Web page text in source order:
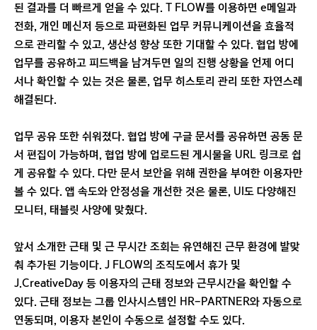
된 결과를 더 빠르게 얻을 수 있다. T FLOW를 이용하면 e메일과
전화, 개인 메신저 등으로 파편화된 업무 커뮤니케이션을 효율적
으로 관리할 수 있고, 생산성 향상 또한 기대할 수 있다. 협업 방에
업무를 공유하고 피드백을 남겨두면 일의 진행 상황을 언제 어디
서나 확인할 수 있는 것은 물론, 업무 히스토리 관리 또한 자연스레
해결된다.
업무 공유 또한 쉬워졌다. 협업 방에 구글 문서를 공유하면 공동 문
서 편집이 가능하며, 협업 방에 업로드된 게시물을 URL 링크로 쉽
게 공유할 수 있다. 다만 문서 보안을 위해 권한을 부여한 이용자만
볼 수 있다. 앱 속도와 안정성을 개선한 것은 물론, UI도 다양해진
모니터, 태블릿 사양에 맞췄다.
앞서 소개한 근태 및 근 무시간 조회는 유연해진 근무 환경에 발맞
춰 추가된 기능이다. J FLOW의 조직도에서 휴가 및
J.CreativeDay 등 이용자의 근태 정보와 근무시간을 확인할 수
있다. 근태 정보는 그룹 인사시스템인 HR-PARTNER와 자동으로
연동되며, 이용자 본인이 수동으로 설정할 수도 있다.